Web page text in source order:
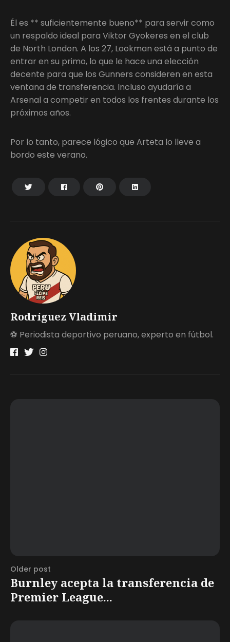
Rodríguez Vladimir
⚽ Periodista deportivo peruano, experto en fútbol.
Él es ** suficientemente bueno** para servir como
un respaldo ideal para Viktor Gyokeres en el club
de North London. A los 27, Lookman está a punto de
entrar en su primo, lo que le hace una elección
decente para que los Gunners consideren en esta
ventana de transferencia. Incluso ayudaría a
Arsenal a competir en todos los frentes durante los
próximos años.
Por lo tanto, parece lógico que Arteta lo lleve a
bordo este verano.
Older post
Burnley acepta la transferencia de
Premier League...